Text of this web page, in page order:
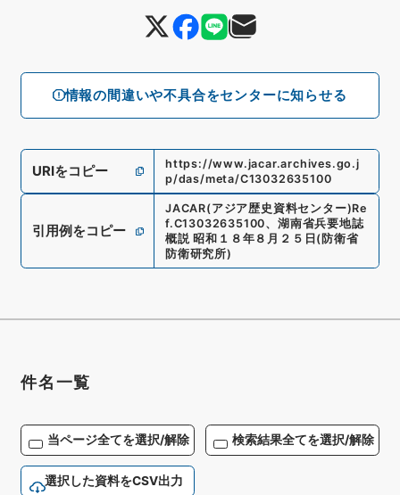
情報の間違いや不具合をセンターに知らせる
URIをコピー
https://www.jacar.archives.go.j
p/das/meta/C13032635100
引用例をコピー
JACAR(アジア歴史資料センター)Re
f.C13032635100、 湖南省兵要地誌
概説 昭和１８年８月２５日 ( 防衛省
防衛研究所)
件名一覧
当ページ全てを選択/解除 検索結果全てを選択/解除
選択した資料をCSV出力